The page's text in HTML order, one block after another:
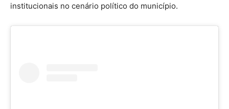
institucionais no cenário político do município.